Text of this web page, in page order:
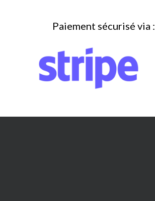
Paiement sécurisé via :